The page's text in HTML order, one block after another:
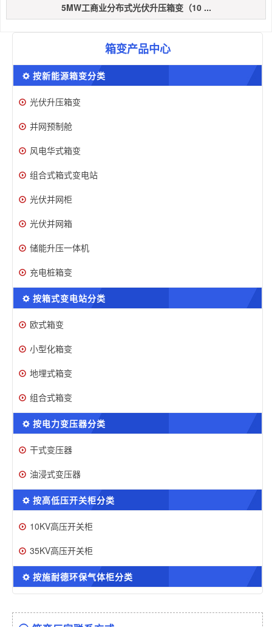
5MW工商业分布式光伏升压箱变（10 ...
箱变产品中心
按新能源箱变分类
光伏升压箱变
并网预制舱
风电华式箱变
组合式箱式变电站
光伏并网柜
光伏并网箱
储能升压一体机
充电桩箱变
按箱式变电站分类
欧式箱变
小型化箱变
地埋式箱变
组合式箱变
按电力变压器分类
干式变压器
油浸式变压器
按高低压开关柜分类
10KV高压开关柜
35KV高压开关柜
按施耐德环保气体柜分类